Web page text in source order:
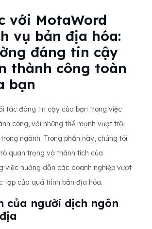
với MotaWord
vụ bản địa hóa:
đáng tin cậy
thành công toàn
bạn
tác đáng tin cậy của bạn trong việc
công, với những thế mạnh vượt trội
ngành. Trong phần này, chúng tôi
quan trọng và thành tích của
việc hướng dẫn các doanh nghiệp vượt
tạp của quá trình bản địa hóa.
của người dịch ngôn